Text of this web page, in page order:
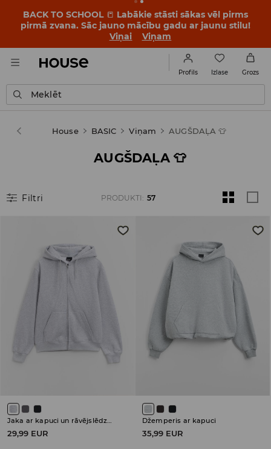
BACK TO SCHOOL 📒 Labākie stāsti sākas vēl pirms
pirmā zvana. Sāc jauno mācību gadu ar jaunu stilu!
Viņai
Viņam
Profils Izlase Grozs
Meklēt
House BASIC Viņam AUGŠDAĻA 👕
AUGŠDAĻA 👕
Filtri PRODUKTI : 57
29,99 EUR
Džemperis ar kapuci
35,99 EUR